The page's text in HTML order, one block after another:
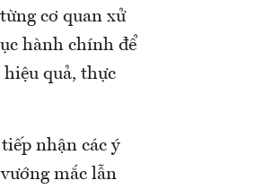
cơ quan xử
hành chính để
quả, thực
nhận các ý
mắc lẫn